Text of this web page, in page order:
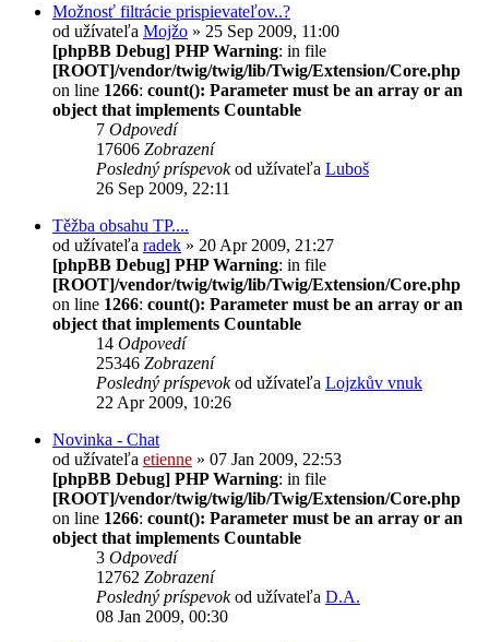
Možnosť filtrácie prispievateľov..?
od užívateľa Mojžo » 25 Sep 2009, 11:00
[phpBB Debug] PHP Warning: in file
[ROOT]/vendor/twig/twig/lib/Twig/Extension/Core.php
on line 1266: count(): Parameter must be an array or an
object that implements Countable
7 Odpovedí
17606 Zobrazení
Posledný príspevokod užívateľa Luboš
26 Sep 2009, 22:11
Těžba obsahu TP....
od užívateľa radek » 20 Apr 2009, 21:27
[phpBB Debug] PHP Warning: in file
[ROOT]/vendor/twig/twig/lib/Twig/Extension/Core.php
on line 1266: count(): Parameter must be an array or an
object that implements Countable
14 Odpovedí
25346 Zobrazení
Posledný príspevokod užívateľa Lojzkův vnuk
22 Apr 2009, 10:26
Novinka - Chat
od užívateľa etienne » 07 Jan 2009, 22:53
[phpBB Debug] PHP Warning: in file
[ROOT]/vendor/twig/twig/lib/Twig/Extension/Core.php
on line 1266: count(): Parameter must be an array or an
object that implements Countable
3 Odpovedí
12762 Zobrazení
Posledný príspevokod užívateľa D.A.
08 Jan 2009, 00:30